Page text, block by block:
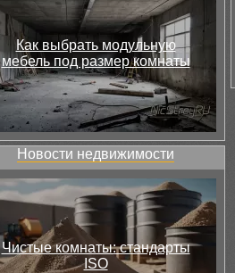
Как выбрать модульную
мебель под размер комнаты
Новости недвижимости
Чистые комнаты: стандарты
ISO